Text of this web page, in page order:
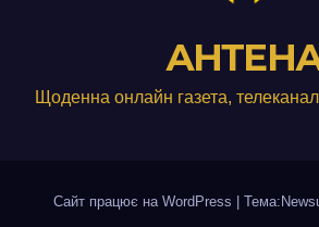
Щоденна онлайн газета,
Сайт працює на WordPress